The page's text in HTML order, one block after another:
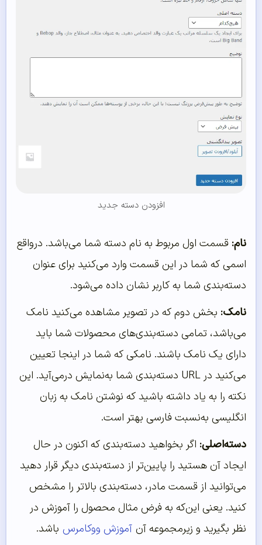
افزودن دسته جدید
نام: قسمت اول مربوط به نام دسته شما می‌باشد. درواقع
اسمی که شما در این قسمت وارد می‌کنید برای عنوان
دسته‌بندی شما به کاربر نشان داده می‌شود.
نامک: بخش دوم که در تصویر مشاهده می‌کنید نامک
می‌باشد، تمامی دسته‌بندی‌های محصولات شما باید
دارای یک نامک باشند. نامکی که شما در اینجا تعیین
می‌کنید در URL دسته‌بندی شما به‌نمایش درمی‌آید. این
نکته را به یاد داشته باشید که نوشتن نامک به زبان
انگلیسی به‌نسبت فارسی بهتر است.
دسته‌اصلی: اگر بخواهید دسته‌بندی‌ که اکنون در حال
ایجاد آن هستید را پایین‌تر از دسته‌بندی دیگر قرار دهید
می‌توانید از قسمت مادر، دسته‌بندی بالاتر را مشخص
کنید. یعنی این‌که به فرض مثال محصول را آموزش در
نظر بگیرید و زیرمجموعه آن آموزش ووکامرس باشد.